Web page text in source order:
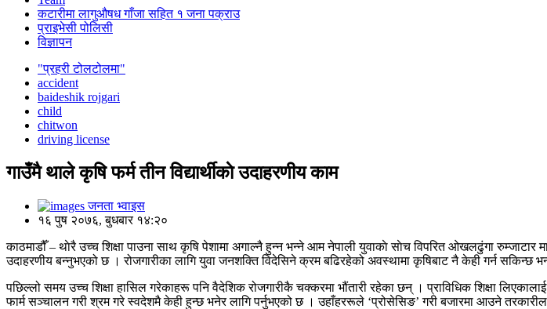
कटारीमा लागुऔषध गाँजा सहित १ जना पक्राउ
प्राइभेसी पोलिसी
विज्ञापन
"प्रहरी टोलटोलमा"
accident
baideshik rojgari
child
chitwon
driving license
गाउँमै थाले कृषि फर्म तीन विद्यार्थीकाे उदाहरणीय काम
जनता भ्वाइस
१६ पुष २०७६, बुधबार १४:२०
काठमाडौँ – थाेरै उच्च शिक्षा पाउना साथ कृषि पेशामा अगाल्नै हुन्न भन्ने आम नेपाली युवाकाे साेच विपरित ओखलढुंगा
उदाहरणीय बन्नुभएको छ । रोजगारीका लागि युवा जनशक्ति विदेसिने क्रम बढिरहेको अवस्थामा कृषिबाट नै केही गर्न सकिन्छ
पछिल्लो समय उच्च शिक्षा हासिल गरेकाहरू पनि वैदेशिक रोजगारीकै चक्करमा भौंतारी रहेका छन् । प्राविधिक शिक्षा
फार्म सञ्चालन गरी श्रम गरे स्वदेशमै केही हुन्छ भनेर लागि पर्नुभएको छ । उहाँहररूले ‘प्रोसेसिङ’ गरी बजारमा आउने